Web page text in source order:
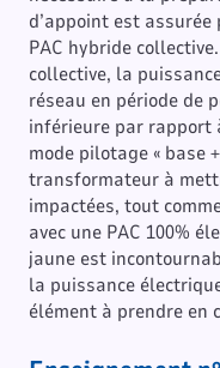
d’appoint est
PAC hybride
collective, la
réseau en période de
inférieure par rapport
mode pilotage « base
transformateur à
impactées, tout
avec une PAC 100%
jaune est
la puissance
élément à prendre en